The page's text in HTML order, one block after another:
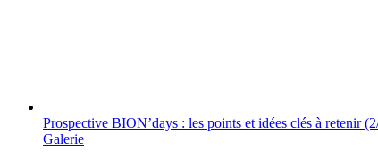
Prospective BION’days : les points et idées clés à retenir
Galerie